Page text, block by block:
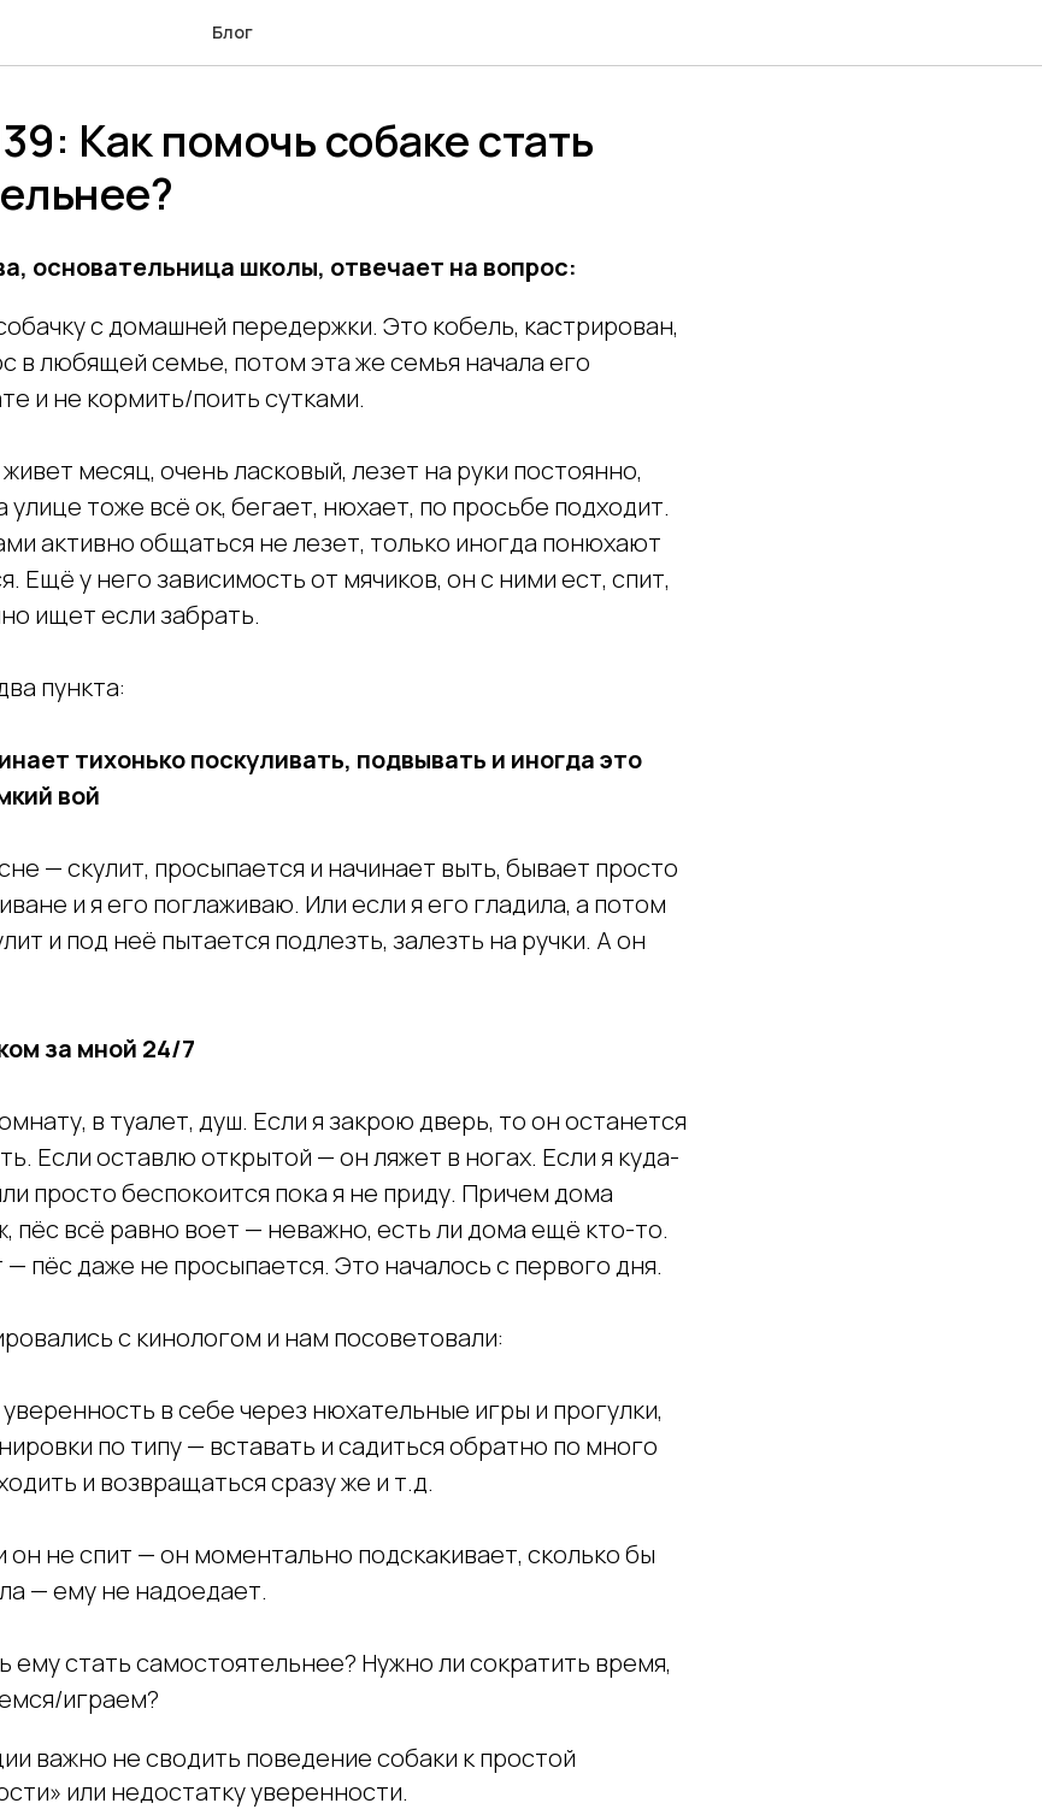
Блог
Как помочь собаке стать
основательница школы, отвечает на вопрос:
с домашней передержки. Это кобель, кастрирован,
в любящей семье, потом эта же семья начала его
и не кормить/поить сутками.
месяц, очень ласковый, лезет на руки постоянно,
улице тоже всё ок, бегает, нюхает, по просьбе подходит.
активно общаться не лезет, только иногда понюхают
Ещё у него зависимость от мячиков, он с ними ест, спит,
ищет если забрать.
пункта:
тихонько поскуливать, подвывать и иногда это
вой
— скулит, просыпается и начинает выть, бывает просто
и я его поглаживаю. Или если я его гладила, а потом
и под неё пытается подлезть, залезть на ручки. А он
за мной 24/7
в туалет, душ. Если я закрою дверь, то он останется
Если оставлю открытой — он ляжет в ногах. Если я куда-
просто беспокоится пока я не приду. Причем дома
пёс всё равно воет — неважно, есть ли дома ещё кто-то.
— пёс даже не просыпается. Это началось с первого дня.
с кинологом и нам посоветовали:
в себе через нюхательные игры и прогулки,
по типу — вставать и садиться обратно по много
и возвращаться сразу же и т.д.
он не спит — он моментально подскакивает, сколько бы
— ему не надоедает.
ему стать самостоятельнее? Нужно ли сократить время,
играем?
важно не сводить поведение собаки к простой
или недостатку уверенности.